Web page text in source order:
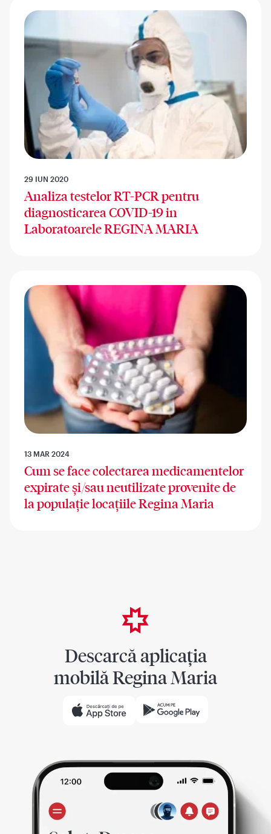
29 IUN 2020
Analiza testelor RT-PCR pentru
diagnosticarea COVID-19 in
Laboratoarele REGINA MARIA
13 MAR 2024
Cum se face colectarea medicamentelor
expirate și/sau neutilizate provenite de
la populație locațiile Regina Maria
Descarcă aplicația
mobilă Regina Maria